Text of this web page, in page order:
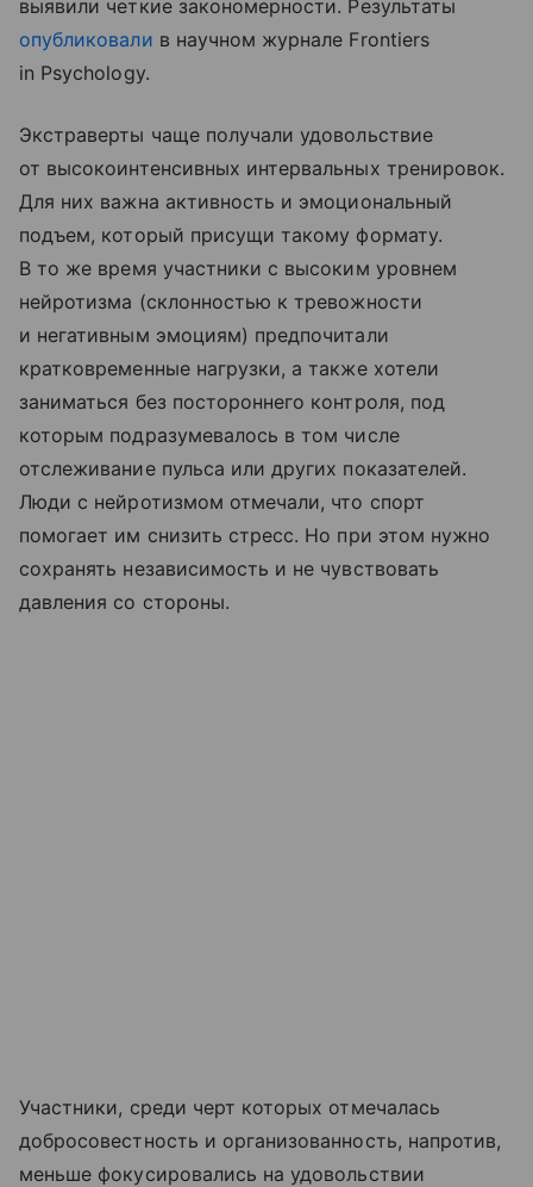
выявили четкие закономерности. Результаты
опубликовали в научном журнале Frontiers
in Psychology.
Экстраверты чаще получали удовольствие
от высокоинтенсивных интервальных тренировок.
Для них важна активность и эмоциональный
подъем, который присущи такому формату.
В то же время участники с высоким уровнем
нейротизма (склонностью к тревожности
и негативным эмоциям) предпочитали
кратковременные нагрузки, а также хотели
заниматься без постороннего контроля, под
которым подразумевалось в том числе
отслеживание пульса или других показателей.
Люди с нейротизмом отмечали, что спорт
помогает им снизить стресс. Но при этом нужно
сохранять независимость и не чувствовать
давления со стороны.
Участники, среди черт которых отмечалась
добросовестность и организованность, напротив,
меньше фокусировались на удовольствии